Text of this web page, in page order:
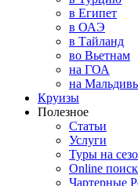
в Египет
в ОАЭ
в Тайланд
во Вьетнам
на ГОА
на
Круизы
Полезное
Статьи
Услуги
Туры на
Online
Чартерные